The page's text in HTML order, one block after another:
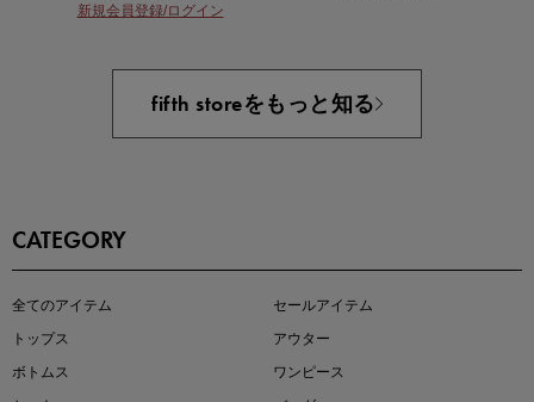
即戦力アイテム続々対象
注目の新作が販売開始
新規会員登録/ログイン
fifth storeをもっと知る
CATEGORY
全てのアイテム
セールアイテム
トップス
アウター
ボトムス
ワンピース